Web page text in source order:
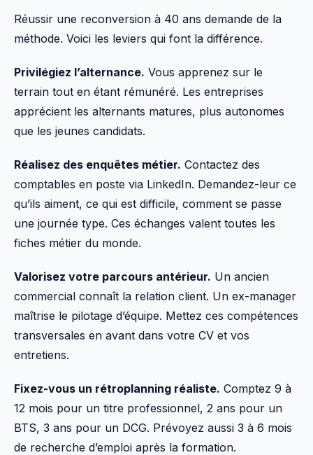
Réussir une reconversion à 40 ans demande de la
méthode. Voici les leviers qui font la différence.
Privilégiez l’alternance. Vous apprenez sur le
terrain tout en étant rémunéré. Les entreprises
apprécient les alternants matures, plus autonomes
que les jeunes candidats.
Réalisez des enquêtes métier. Contactez des
comptables en poste via LinkedIn. Demandez-leur ce
qu’ils aiment, ce qui est difficile, comment se passe
une journée type. Ces échanges valent toutes les
fiches métier du monde.
Valorisez votre parcours antérieur. Un ancien
commercial connaît la relation client. Un ex-manager
maîtrise le pilotage d’équipe. Mettez ces compétences
transversales en avant dans votre CV et vos
entretiens.
Fixez-vous un rétroplanning réaliste. Comptez 9 à
12 mois pour un titre professionnel, 2 ans pour un
BTS, 3 ans pour un DCG. Prévoyez aussi 3 à 6 mois
de recherche d’emploi après la formation.